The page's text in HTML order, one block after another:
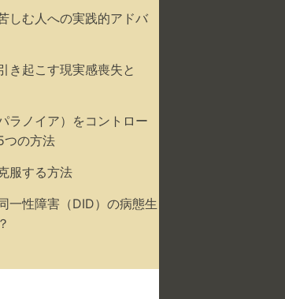
しむ人への実践的アドバ
き起こす現実感喪失と
ラノイア）をコントロー
つの方法
服する方法
一性障害（DID）の病態生